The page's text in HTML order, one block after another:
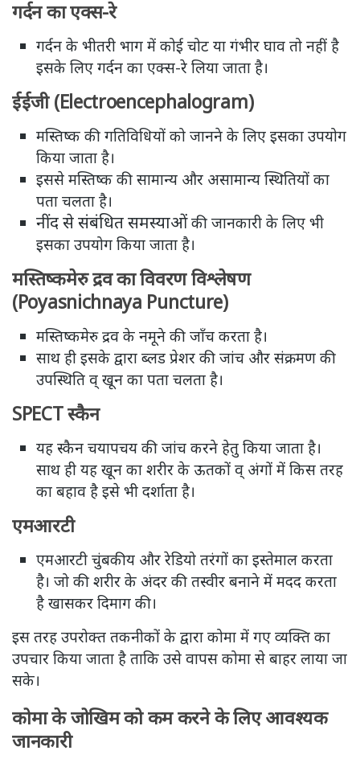
गर्दन का एक्स-रे
गर्दन के भीतरी भाग में कोई चोट या गंभीर घाव तो नहीं है
इसके लिए गर्दन का एक्स-रे लिया जाता है।
ईईजी (Electroencephalogram)
मस्तिष्क की गतिविधियों को जानने के लिए इसका उपयोग
किया जाता है।
इससे मस्तिष्क की सामान्य और असामान्य स्थितियों का
पता चलता है।
नींद से संबंधित समस्याओंकी जानकारी के लिए भी
इसका उपयोग किया जाता है।
मस्तिष्कमेरु द्रव का विवरण विश्लेषण
(Poyasnichnaya Puncture)
मस्तिष्कमेरु द्रव के नमूने की जाँच करता है।
साथ ही इसके द्वारा ब्लड प्रेशर की जांच और संक्रमण की
उपस्थिति व् खून का पता चलता है।
SPECT स्कैन
यह स्कैन चयापचय की जांच करने हेतु किया जाता है।
साथ ही यह खून का शरीर के ऊतकों व् अंगों में किस तरह
का बहाव है इसे भी दर्शाता है।
एमआरटी
एमआरटी चुंबकीय और रेडियो तरंगों का इस्तेमाल करता
है। जो की शरीर के अंदर की तस्वीर बनाने में मदद करता
है खासकर दिमाग की।
इस तरह उपरोक्त तकनीकों के द्वारा कोमा में गए व्यक्ति का
उपचार किया जाता है ताकि उसे वापस कोमा से बाहर लाया जा
सके।
कोमा के जोखिम को कम करने के लिए आवश्यक
जानकारी